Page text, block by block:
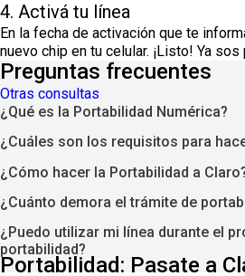
4. Activá tu línea​
En la fecha de activación que te
nuevo chip en tu celular. ¡Listo! Ya sos
Preguntas frecuentes
Otras consultas
¿Qué es la Portabilidad Numérica?
¿Cuáles son los requisitos para
¿Cómo hacer la Portabilidad a
¿Cuánto demora el trámite de
¿Puedo utilizar mi línea durante el
portabilidad?
Portabilidad: Pasate a